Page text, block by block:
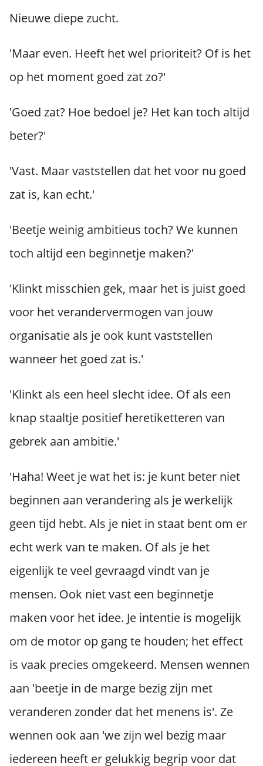
Nieuwe diepe zucht.
'Maar even. Heeft het wel prioriteit? Of is het
op het moment goed zat zo?'
'Goed zat? Hoe bedoel je? Het kan toch altijd
beter?'
'Vast. Maar vaststellen dat het voor nu goed
zat is, kan echt.'
'Beetje weinig ambitieus toch? We kunnen
toch altijd een beginnetje maken?'
'Klinkt misschien gek, maar het is juist goed
voor het verandervermogen van jouw
organisatie als je ook kunt vaststellen
wanneer het goed zat is.'
'Klinkt als een heel slecht idee. Of als een
knap staaltje positief heretiketteren van
gebrek aan ambitie.'
'Haha! Weet je wat het is: je kunt beter niet
beginnen aan verandering als je werkelijk
geen tijd hebt. Als je niet in staat bent om er
echt werk van te maken. Of als je het
eigenlijk te veel gevraagd vindt van je
mensen. Ook niet vast een beginnetje
maken voor het idee. Je intentie is mogelijk
om de motor op gang te houden; het effect
is vaak precies omgekeerd. Mensen wennen
aan 'beetje in de marge bezig zijn met
veranderen zonder dat het menens is'. Ze
wennen ook aan 'we zijn wel bezig maar
iedereen heeft er gelukkig begrip voor dat